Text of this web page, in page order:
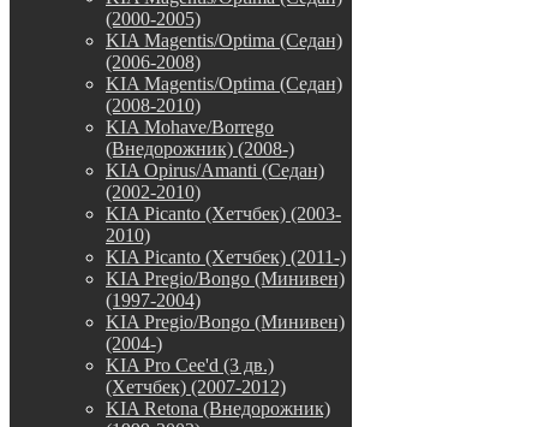
(2000-2005)
KIA Magentis/Optima (Седан)
(2006-2008)
KIA Magentis/Optima (Седан)
(2008-2010)
KIA Mohave/Borrego
(Внедорожник) (2008-)
KIA Opirus/Amanti (Седан)
(2002-2010)
KIA Picanto (Хетчбек) (2003-
2010)
KIA Picanto (Хетчбек) (2011-)
KIA Pregio/Bongo (Минивен)
(1997-2004)
KIA Pregio/Bongo (Минивен)
(2004-)
KIA Pro Cee'd (3 дв.)
(Хетчбек) (2007-2012)
KIA Retona (Внедорожник)